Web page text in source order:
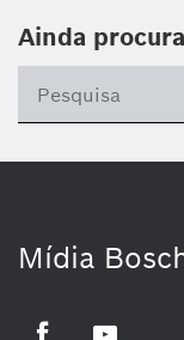
Ainda
Mídia